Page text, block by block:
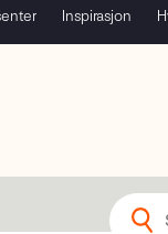
Inspirasjon